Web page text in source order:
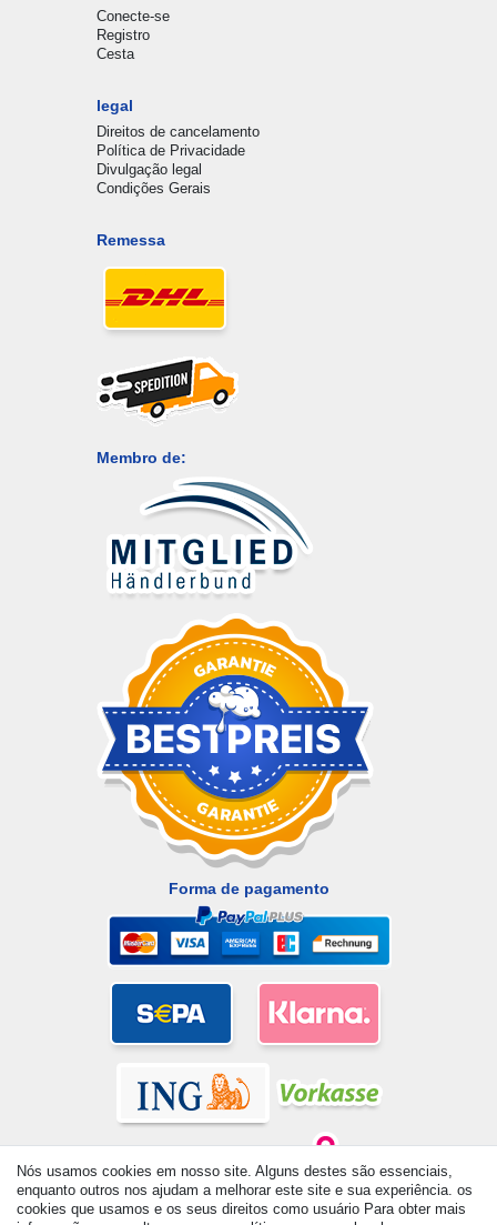
Conecte-se
Registro
Cesta
legal
Direitos de cancelamento
Política de Privacidade
Divulgação legal
Condições Gerais
Remessa
Membro de:
Forma de pagamento
Nós usamos cookies em nosso site. Alguns destes são essenciais,
enquanto outros nos ajudam a melhorar este site e sua experiência. os
cookies que usamos e os seus direitos como usuário Para obter mais